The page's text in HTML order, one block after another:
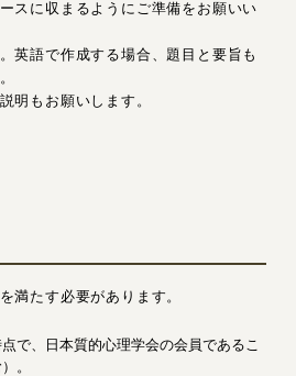
スに収まるようにご準備をお願いい
英語で作成する場合、題目と要旨も
明もお願いします。
満たす必要があります。
で、日本質的心理学会の会員であるこ
。